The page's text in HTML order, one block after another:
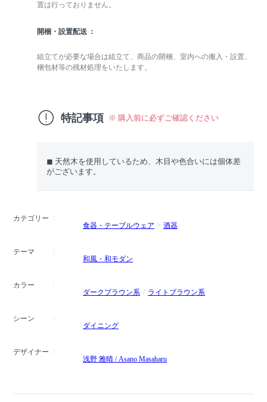
置は行っておりません。
開梱・設置配送
組立てが必要な場合は組立て、商品の開梱、室内への搬入・設置、
梱包材等の残材処理をいたします。
特記事項 ※ 購入前に必ずご確認ください
◼︎ 天然木を使用しているため、木目や色合いには個体差
がございます。
カテゴリー
食器・テーブルウェア
酒器
テーマ
和風・和モダン
カラー
ダークブラウン系
ライトブラウン系
シーン
ダイニング
デザイナー
浅野 雅晴 / Asano Masaharu